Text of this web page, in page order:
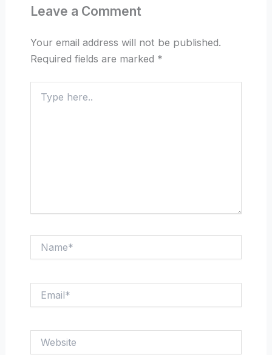
Leave a Comment
Your email address will not be published.
Required fields are marked *
here..